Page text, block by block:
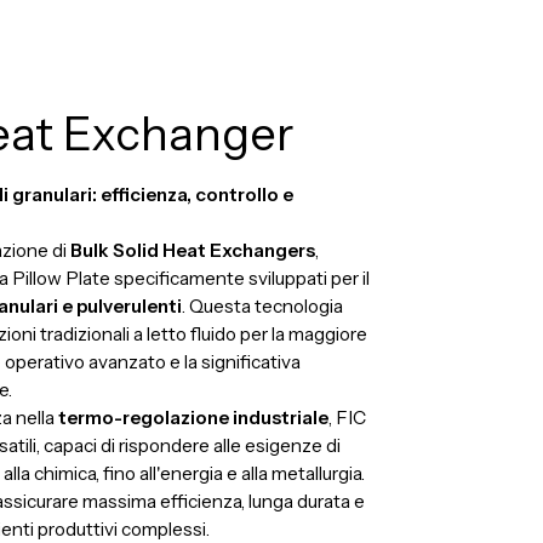
Exchanger
efficienza, controllo e
di Bulk Solid Heat Exchangers,
Pillow Plate specificamente sviluppati per il
e pulverulenti. Questa tecnologia
tradizionali a letto fluido per la maggiore
avanzato e la significativa
nellatermo-regolazione industriale, FIC
capaci di rispondere alle esigenze di
chimica, fino all'energia e alla metallurgia.
massima efficienza, lunga durata e
produttivi complessi.